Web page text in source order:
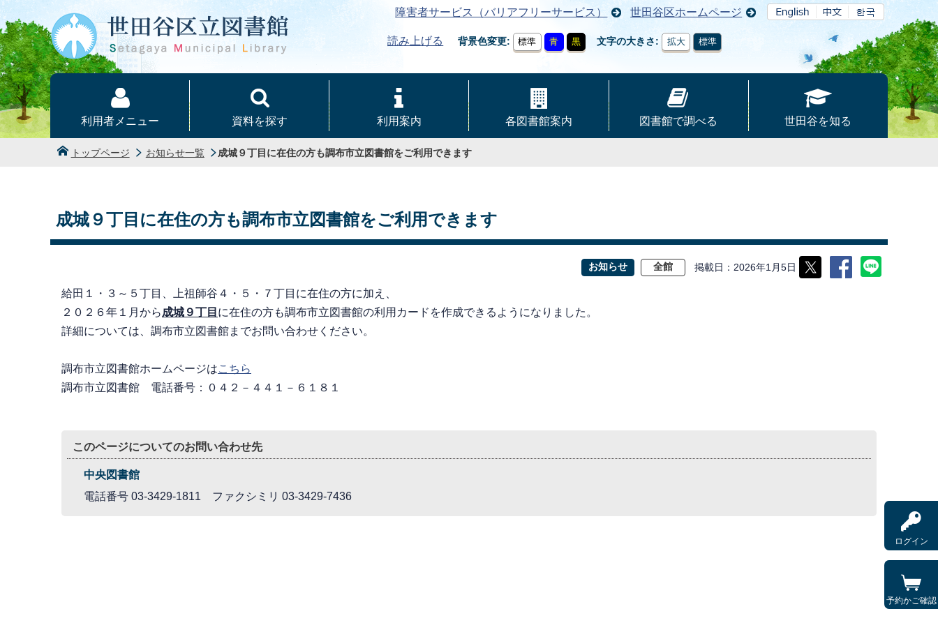
本文へ
障害者サービス（バリアフリーサービス） 世田谷区ホームページ
読み上げる 背景色変更 標準 青 黒 文字の大きさ 拡大 標準
ログイン
予約かご確認
利用者メニュー 資料を探す 利用案内 各図書館案内 図書館で調べる 世田谷を知る
トップページ お知らせ一覧 成城９丁目に在住の方も調布市立図書館をご利用できます
成城９丁目に在住の方も調布市立図書館をご利用できます
お知らせ 全館 掲載日 2026年1月5日
給田１・３～５丁目、上祖師谷４・５・７丁目に在住の方に加え、
２０２６年１月から成城９丁目 に在住の方も調布市立図書館の利用カードを作成できるようになりました。
詳細については、調布市立図書館までお問い合わせください。
調布市立図書館ホームページはこちら
調布市立図書館 電話番号：０４２－４４１－６１８１
このページについてのお問い合わせ先
中央図書館
電話番号 03-3429-1811 ファクシミリ 03-3429-7436